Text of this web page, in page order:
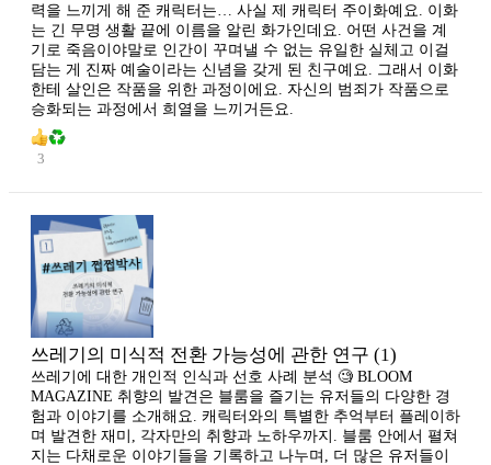
력을 느끼게 해 준 캐릭터는… 사실 제 캐릭터 주이화예요. 이화
는 긴 무명 생활 끝에 이름을 알린 화가인데요. 어떤 사건을 계
기로 죽음이야말로 인간이 꾸며낼 수 없는 유일한 실체고 이걸
담는 게 진짜 예술이라는 신념을 갖게 된 친구예요. 그래서 이화
한테 살인은 작품을 위한 과정이에요. 자신의 범죄가 작품으로
승화되는 과정에서 희열을 느끼거든요.
3
쓰레기의 미식적 전환 가능성에 관한 연구 (1)
쓰레기에 대한 개인적 인식과 선호 사례 분석 🧐 BLOOM
MAGAZINE 취향의 발견은 블룸을 즐기는 유저들의 다양한 경
험과 이야기를 소개해요. 캐릭터와의 특별한 추억부터 플레이하
며 발견한 재미, 각자만의 취향과 노하우까지. 블룸 안에서 펼쳐
지는 다채로운 이야기들을 기록하고 나누며, 더 많은 유저들이